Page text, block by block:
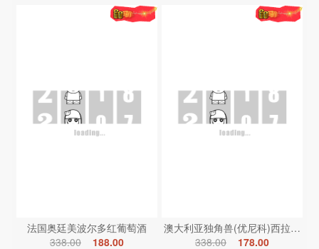
法国奥廷美波尔多红葡萄酒
338.00
188.00
澳大利亚独角兽(优尼科)西拉红葡
338.00
178.00